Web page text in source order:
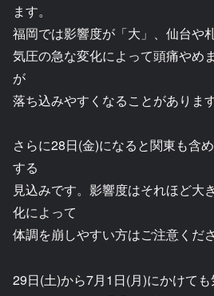
ます。
福岡では影響度が「大」、仙台や
気圧の急な変化によって頭痛やめ
が
落ち込みやすくなることがあります
さらに28日(金)になると関東も含
する
見込みです。影響度はそれほど大
化によって
体調を崩しやすい方はご注意くださ
29日(土)から7月1日(月)にかけて